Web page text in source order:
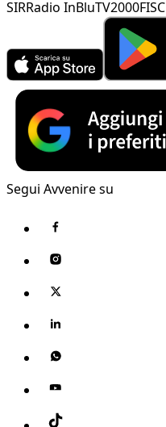
SIRRadio InBluTV2000FISC
Segui Avvenire su